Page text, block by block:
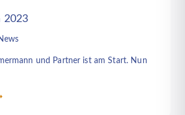
2023
und Partner ist am Start. Nun